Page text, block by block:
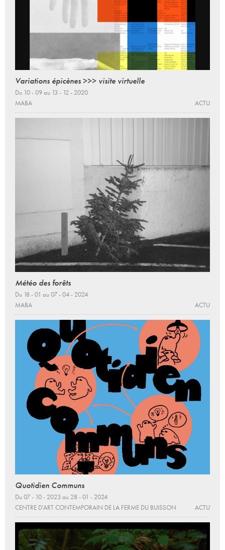
Variations épicènes >>> visite virtuelle
Du 10 - 09 au 13 - 12 - 2020
MABA
ACTU
Météo des forêts
Du 18 - 01 au 07 - 04 - 2024
MABA
ACTU
Quotidien Communs
Du 07 - 10 - 2023 au 28 - 01 - 2024
CENTRE D’ART CONTEMPORAIN DE LA FERME DU BUISSON
ACTU